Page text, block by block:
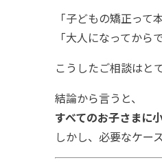
「子どもの矯正って
「大人になってから
こうしたご相談はと
結論から言うと、
すべてのお子さまに
しかし、必要なケー